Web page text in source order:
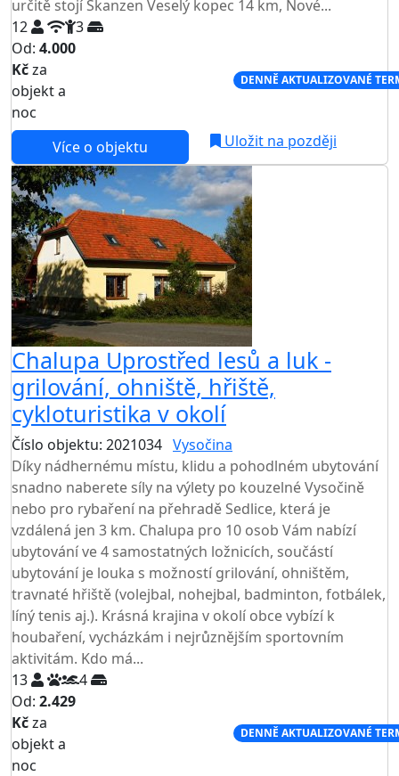
určitě stojí Skanzen Veselý kopec 14 km, Nové...
12
3
Od: 4.000
Kčza
objekt a
noc
DENNĚ AKTUALIZOVANÉ
Více o objektu Uložit na později
Chalupa Uprostřed lesů a luk -
grilování, ohniště, hřiště,
cykloturistika v okolí
Číslo objektu: 2021034 Vysočina
Díky nádhernému místu, klidu a pohodlném ubytování
snadno naberete síly na výlety po kouzelné Vysočině
nebo pro rybaření na přehradě Sedlice, která je
vzdálená jen 3 km. Chalupa pro 10 osob Vám nabízí
ubytování ve 4 samostatných ložnicích, součástí
ubytování je louka s možností grilování, ohništěm,
travnaté hřiště (volejbal, nohejbal, badminton, fotbálek,
líný tenis aj.). Krásná krajina v okolí obce vybízí k
houbaření, vycházkám i nejrůznějším sportovním
aktivitám. Kdo má...
13
4
Od: 2.429
Kčza
objekt a
noc
DENNĚ AKTUALIZOVANÉ